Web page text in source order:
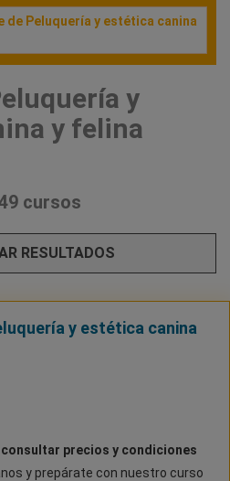
de Peluquería y estética canina
y
y felina
cursos
RESULTADOS
y estética canina
precios y condiciones
y prepárate con nuestro curso